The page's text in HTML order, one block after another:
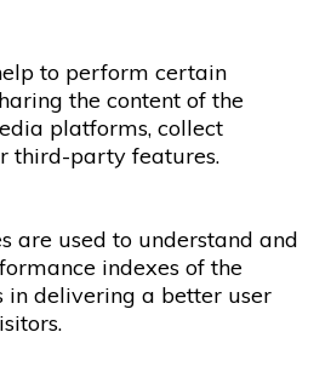
to perform certain
the content of the
platforms, collect
third-party features.
are used to understand and
indexes of the
in delivering a better user